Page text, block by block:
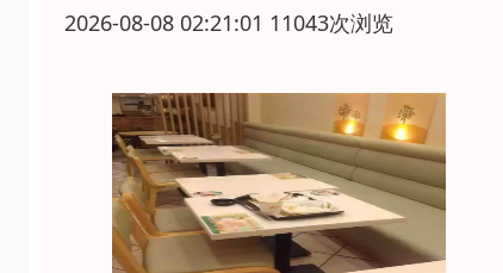
2026-08-08 02:21:01 11043次浏览